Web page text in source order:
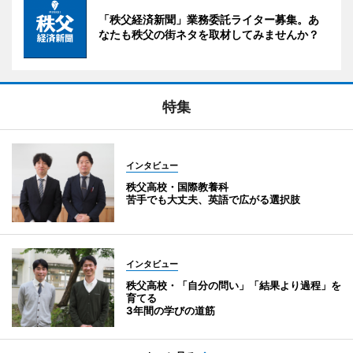
「秩父経済新聞」業務委託ライター募集。あ
なたも秩父の街ネタを取材してみませんか？
特集
インタビュー
秩父高校・国際教養科
苦手でも大丈夫、英語で広がる選択肢
インタビュー
秩父高校・「自分の問い」「結果より過程」を
育てる
3年間の学びの道筋